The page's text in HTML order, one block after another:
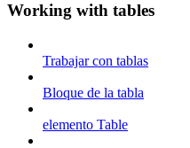
Working with tables
Trabajar con tablas
Bloque de la tabla
elemento Table